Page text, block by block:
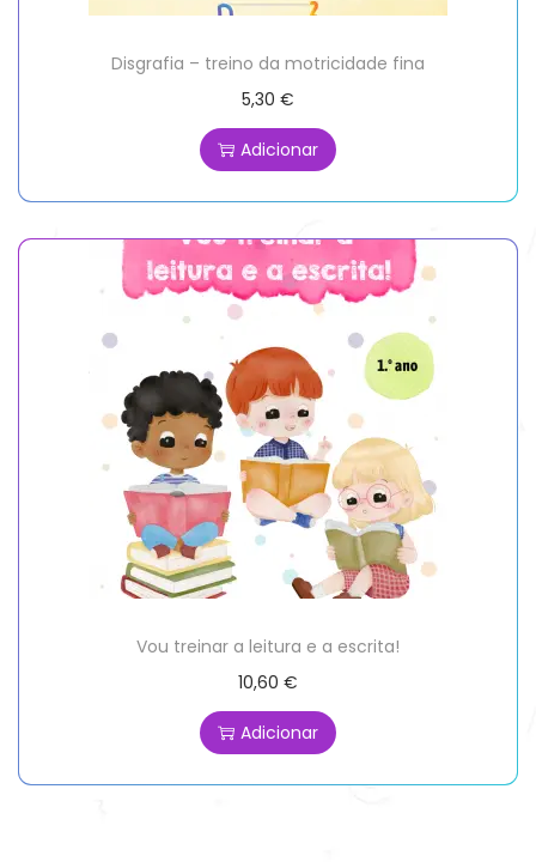
Disgrafia – treino da motricidade fina
5,30 €
Adicionar
Vou treinar a leitura e a escrita!
10,60 €
Adicionar